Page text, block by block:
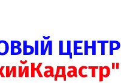
ЦЕНТР